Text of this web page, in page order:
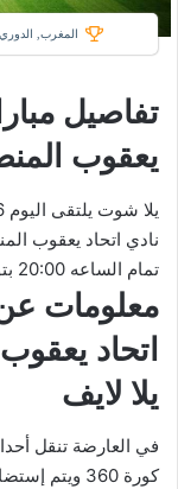
المغرب,
تفاصيل
يعقوب
نادي اتحاد يعقوب
تمام الساعه 20:00 بتوقيت مصر كورة لايف
معلومات عن
يلا لايف
في العارضة تنقل
كورة 360